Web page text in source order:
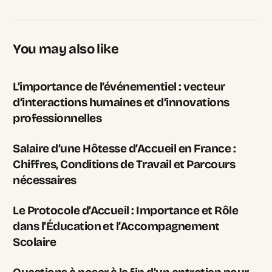
You may also like
L’importance de l’événementiel : vecteur
d’interactions humaines et d’innovations
professionnelles
Salaire d’une Hôtesse d’Accueil en France :
Chiffres, Conditions de Travail et Parcours
nécessaires
Le Protocole d’Accueil : Importance et Rôle
dans l’Éducation et l’Accompagnement
Scolaire